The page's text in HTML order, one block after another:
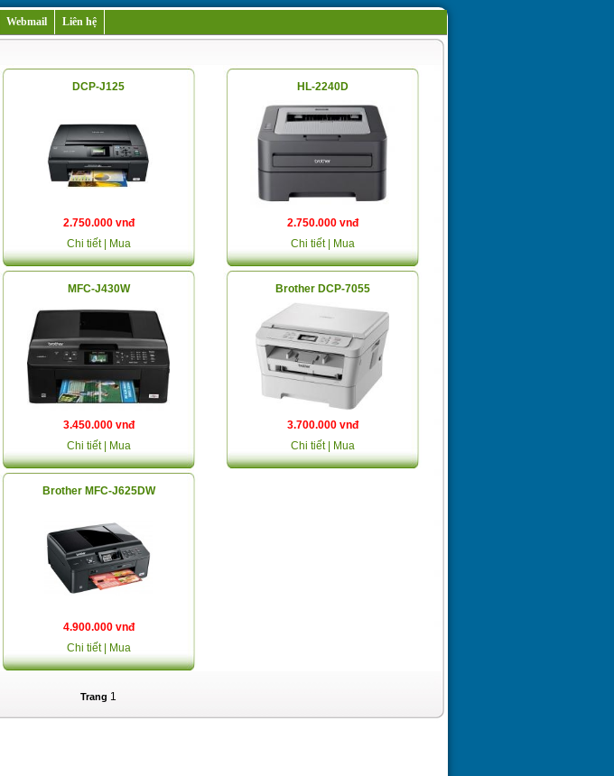
Webmail
Liên hệ
DCP-J125
2.750.000 vnđ
Chi tiết
| Mua
HL-2240D
2.750.000 vnđ
Chi tiết
| Mua
MFC-J430W
3.450.000 vnđ
Chi tiết
| Mua
Brother DCP-7055
3.700.000 vnđ
Chi tiết
| Mua
Brother MFC-J625DW
4.900.000 vnđ
Chi tiết
| Mua
Trang 1